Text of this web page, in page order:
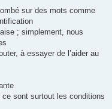
sur des mots comme
; simplement, nous
à essayer de l’aider au
sont surtout les conditions